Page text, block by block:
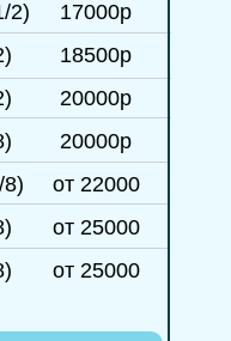
2)
17000р
18500р
20000р
20000р
от 22000
от 25000
от 25000